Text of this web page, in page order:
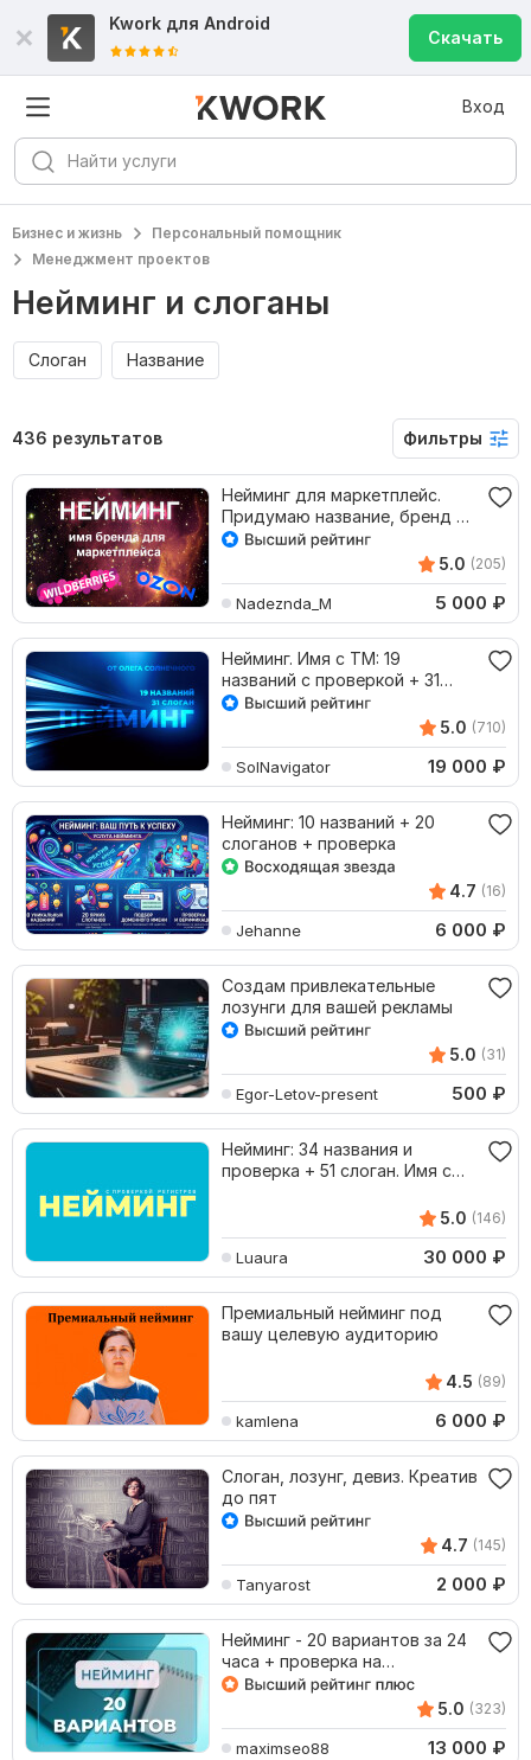
Kwork для Android
Скачать
Вход
Бизнес и жизнь
Персональный помощник
Менеджмент проектов
Нейминг и слоганы
Слоган Название
436 результатов Фильтры
Нейминг для маркетплейс.
Придумаю название, бренд +
проверка
5.0 (205)
Nadeznda_M 5 000 ₽
Нейминг. Имя c ТМ: 19
названий c проверкой + 31
слоган
5.0 (710)
SolNavigator 19 000 ₽
Нейминг: 10 названий + 20
слоганов + проверка
4.7 (16)
Jehanne 6 000 ₽
Создам привлекательные
лозунги для вашей рекламы
5.0 (31)
Egor-Letov-present 500 ₽
Нейминг: 34 названия и
проверка + 51 слоган. Имя с
5.0 (146)
Luaura 30 000 ₽
Премиальный нейминг под
вашу целевую аудиторию
4.5 (89)
kamlena 6 000 ₽
Слоган, лозунг, девиз. Креатив
до пят
4.7 (145)
Tanyarost 2 000 ₽
Нейминг - 20 вариантов за 24
часа + проверка на
уникальность
5.0 (323)
maximseo88 13 000 ₽